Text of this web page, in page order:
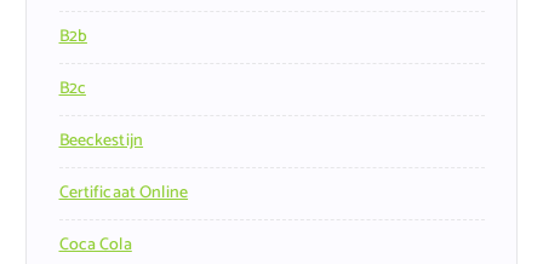
B2b
B2c
Beeckestijn
Certificaat Online
Coca Cola